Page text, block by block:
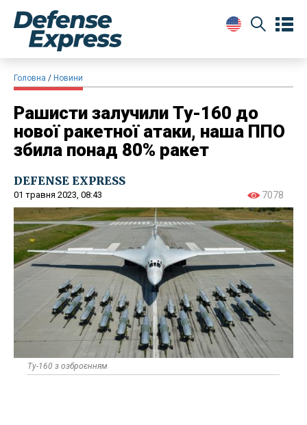
Головна Новини
Рашисти залучили Ту-160 до
нової ракетної атаки, наша ППО
збила понад 80% ракет
DEFENSE EXPRESS
01 травня 2023, 08:43 7078
Ту-160 з озброєнням